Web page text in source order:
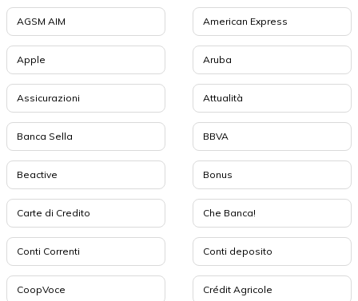
AGSM AIM American Express
Apple Aruba
Assicurazioni Attualità
Banca Sella BBVA
Beactive Bonus
Carte di Credito Che Banca!
Conti Correnti Conti deposito
CoopVoce Crédit Agricole